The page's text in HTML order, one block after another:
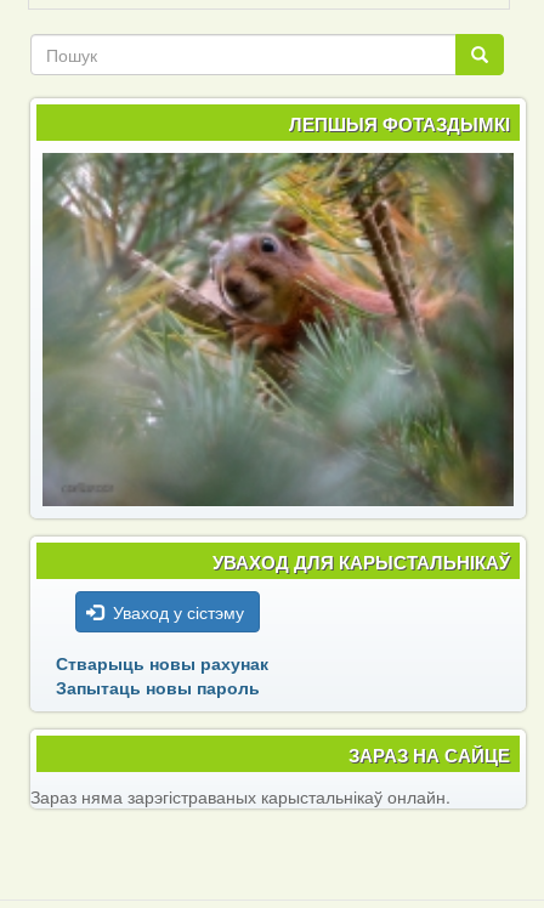
Harrier
Пошук
Пошук
ЛЕПШЫЯ ФОТАЗДЫМКІ
УВАХОД ДЛЯ КАРЫСТАЛЬНІКАЎ
Уваход у сістэму
Стварыць новы рахунак
Запытаць новы пароль
ЗАРАЗ НА САЙЦЕ
Зараз няма зарэгістраваных карыстальнікаў онлайн.